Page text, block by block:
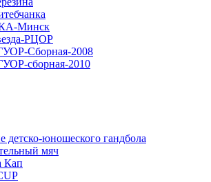
Минск
РЦОР
Сборная-2008
сборная-2010
детско-юношеского гандбола
мяч
Кап